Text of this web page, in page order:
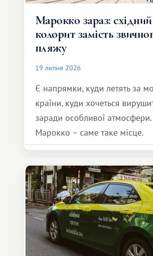
Марокко зараз: східний
колорит замість
пляжу
19 липня 2026
Є напрямки, куди летять за
країни, куди хочеться
заради особливої ​​атмосфери.
Марокко – саме таке місце.